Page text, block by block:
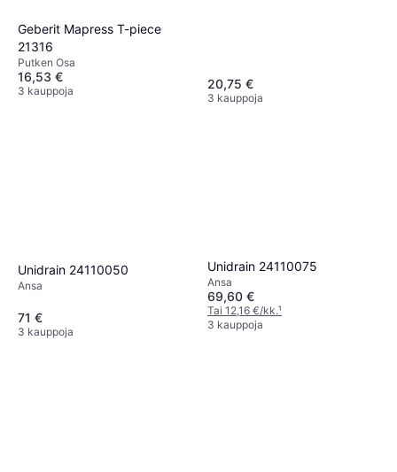
Geberit Mapress T-piece
21316
Putken Osa
16,53 €
3 kauppoja 20,75 €
3 kauppoja
Unidrain 24110050
Ansa
71 €
3 kauppoja
Unidrain 24110075
Ansa
69,60 €
Tai 12,16 €/kk.¹
3 kauppoja